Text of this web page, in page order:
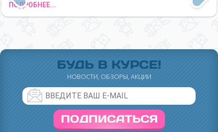
ПОДРОБНЕЕ...
БУДЬ В КУРСЕ!
НОВОСТИ, ОБЗОРЫ, АКЦИИ
ПОДПИСАТЬСЯ